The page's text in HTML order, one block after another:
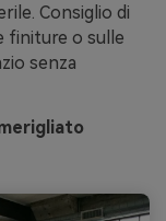
Consiglio di
finiture o sulle
senza